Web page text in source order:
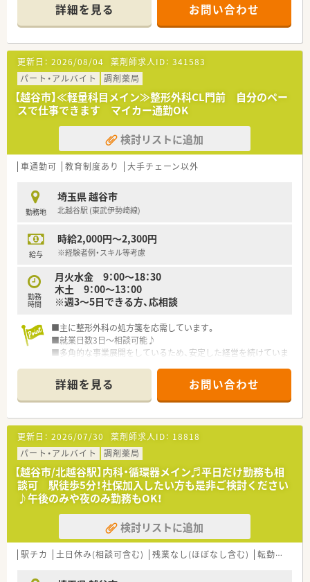
■処方元医療機関との関係が非常に良好です。
■ドクターとの合同勉強会も頻繁に行っており、学べる環境が整
っています。
詳細を見る お問い合わせ
更新日： 2026/08/04 薬剤師求人ID： 341583
パート・アルバイト
調剤薬局
【越谷市】≪軽量科目メイン≫整形外科CL門前 自分のペー
スで仕事できます マイカー通勤OK
検討リストに追加
車通勤可 教育制度あり 大手チェーン以外
勤務地
埼玉県 越谷市
北越谷駅 (東武伊勢崎線)
給与
時給2,000円～2,300円
※経験者例・スキル等考慮
勤務
時間
月火水金 9：00～18：30
木土 9：00～13：00
※週3～5日できる方、応相談
■主に整形外科の処方箋を応需しています。
■就業日数3日～相談可能♪
■多角的な事業展開をしているため、安定した経営を続けていま
・・・こんな薬局です・・・
■調剤薬局の運営以外にも、ドクターのコンサルティング業務や
健康食品の販売など多角的な事業展開をしております。非常に
安定した経営を続けている企業です。
■処方箋の調剤だけでなく、一般薬のカウンセリング販売や健康
相談も行うことで「健康維持」のサポートに取り組んでいます。
■年功序列ではなく、社員1人ひとりの努力や実績を評価してい
ます。高いモチベーションを保ちながら働ける環境です。
■埼玉県をメインに店舗展開しており、転勤の心配はございませ
ん。
■新卒の受入も行っている会社ですので、丁寧にご指導頂ける環
詳細を見る お問い合わせ
更新日： 2026/07/30 薬剤師求人ID： 18818
パート・アルバイト
調剤薬局
【越谷市/北越谷駅】内科・循環器メイン♬平日だけ勤務も相
談可 駅徒歩5分！社保加入したい方も是非ご検討ください
♪午後のみや夜のみ勤務もOK！
検討リストに追加
駅チカ 土日休み(相談可含む) 残業なし(ほぼなし含む) 転勤なし